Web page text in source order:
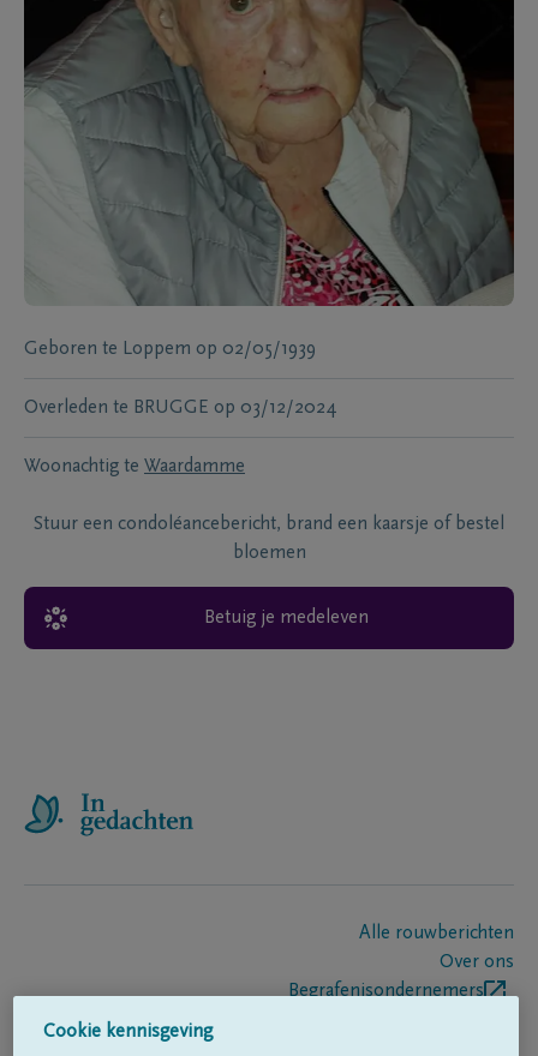
Geboren te Loppem op 02/05/1939
Overleden te BRUGGE op 03/12/2024
Woonachtig te Waardamme
Stuur een condoléancebericht, brand een kaarsje of bestel
bloemen
Betuig je medeleven
Alle rouwberichten
Over ons
Begrafenisondernemers
Cookie kennisgeving